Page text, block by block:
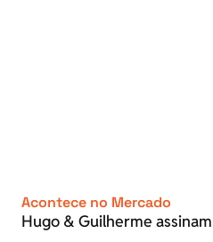
Acontece no Mercado
Hugo & Guilherme